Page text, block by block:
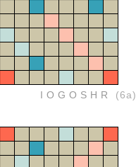
IOGOSHR (6a)